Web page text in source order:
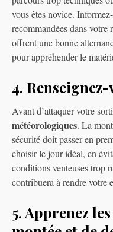
vous êtes novice.
recommandées dans
offrent une bonne
pour appréhender le
4.
Avant d’attaquer votre
météorologiques. La
sécurité doit passer en
choisir le jour idéal, en
conditions venteuses trop
contribuera à rendre votre
5. Apprenez